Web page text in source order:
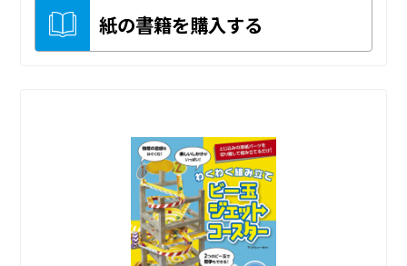
紙の書籍を購入する